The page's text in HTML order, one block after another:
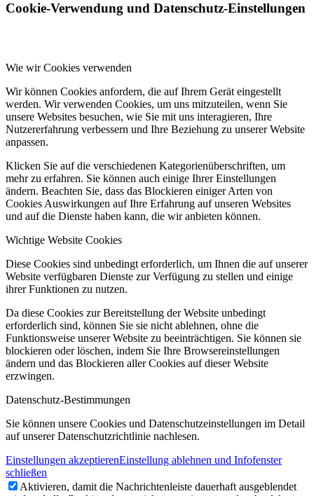
Cookie-Verwendung und Datenschutz-Einstellungen
Wie wir Cookies verwenden
Wir können Cookies anfordern, die auf Ihrem Gerät eingestellt
werden. Wir verwenden Cookies, um uns mitzuteilen, wenn Sie
unsere Websites besuchen, wie Sie mit uns interagieren, Ihre
Nutzererfahrung verbessern und Ihre Beziehung zu unserer Website
anpassen.
Klicken Sie auf die verschiedenen Kategorienüberschriften, um
mehr zu erfahren. Sie können auch einige Ihrer Einstellungen
ändern. Beachten Sie, dass das Blockieren einiger Arten von
Cookies Auswirkungen auf Ihre Erfahrung auf unseren Websites
und auf die Dienste haben kann, die wir anbieten können.
Wichtige Website Cookies
Diese Cookies sind unbedingt erforderlich, um Ihnen die auf unserer
Website verfügbaren Dienste zur Verfügung zu stellen und einige
ihrer Funktionen zu nutzen.
Da diese Cookies zur Bereitstellung der Website unbedingt
erforderlich sind, können Sie sie nicht ablehnen, ohne die
Funktionsweise unserer Website zu beeinträchtigen. Sie können sie
blockieren oder löschen, indem Sie Ihre Browsereinstellungen
ändern und das Blockieren aller Cookies auf dieser Website
erzwingen.
Datenschutz-Bestimmungen
Sie können unsere Cookies und Datenschutzeinstellungen im Detail
auf unserer Datenschutzrichtlinie nachlesen.
Einstellungen akzeptierenEinstellung ablehnen und Infofenster
schließen
Aktivieren, damit die Nachrichtenleiste dauerhaft ausgeblendet